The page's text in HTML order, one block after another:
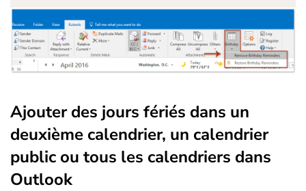
Ajouter des jours fériés dans un
deuxième calendrier, un calendrier
public ou tous les calendriers dans
Outlook